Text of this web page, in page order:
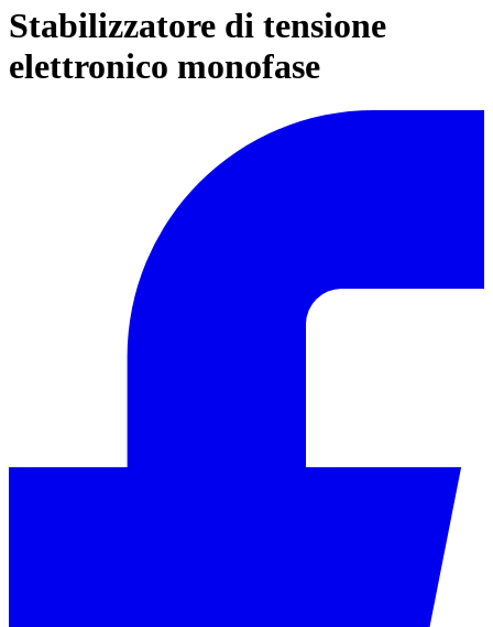
Stabilizzatore di tensione
elettronico monofase